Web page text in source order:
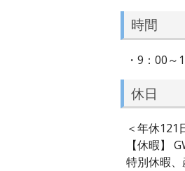
時間
・9：00
休日
＜年休121
【休暇】
特別休暇